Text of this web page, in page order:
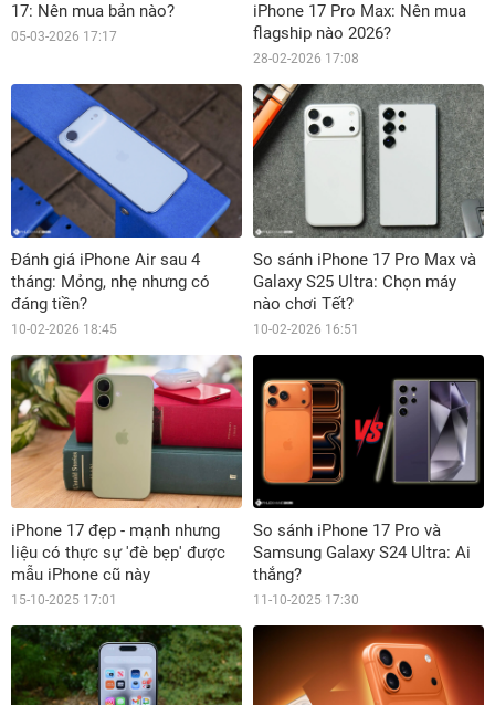
17: Nên mua bản nào?
05-03-2026 17:17
iPhone 17 Pro Max: Nên mua
flagship nào 2026?
28-02-2026 17:08
Đánh giá iPhone Air sau 4
tháng: Mỏng, nhẹ nhưng có
đáng tiền?
10-02-2026 18:45
So sánh iPhone 17 Pro Max và
Galaxy S25 Ultra: Chọn máy
nào chơi Tết?
10-02-2026 16:51
iPhone 17 đẹp - mạnh nhưng
liệu có thực sự 'đè bẹp' được
mẫu iPhone cũ này
15-10-2025 17:01
So sánh iPhone 17 Pro và
Samsung Galaxy S24 Ultra: Ai
thắng?
11-10-2025 17:30